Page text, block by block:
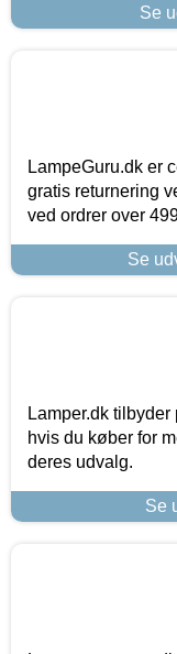
Se
LampeGuru.dk er
gratis returnering
ved ordrer over
Se
Lamper.dk
hvis du køber for
deres udvalg.
Se